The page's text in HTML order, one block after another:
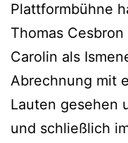
Plattformbühne
Thomas
Carolin als
Abrechnung mit
Lauten gesehen
und schließlich